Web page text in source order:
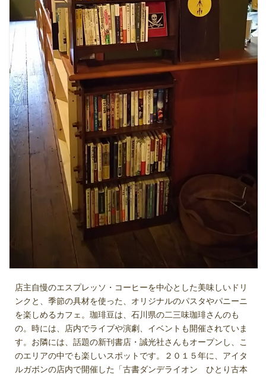
店主自慢のエスプレッソ・コーヒーを中心とした美味しいドリ
ンクと、季節の具材を使った、オリジナルのパスタやパニーニ
を楽しめるカフェ。珈琲豆は、石川県の二三味珈琲さんのも
の。時には、店内でライブや演劇、イベントも開催されていま
す。お隣には、話題の新刊書店・誠光社さんもオープンし、こ
のエリアの中でも楽しいスポットです。２０１５年に、アイタ
ルガボンの店内で開催した「古書ダンデライオン ひとり古本